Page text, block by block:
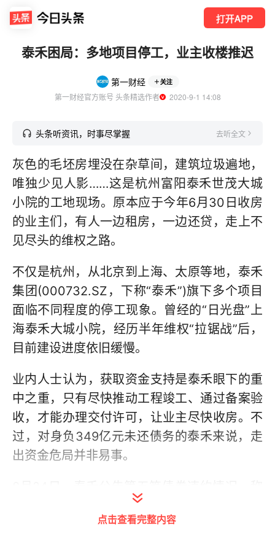
打开APP
泰禾困局：多地项目停工，业主收楼推迟
第一财经 关注
第一财经官方账号 头条精选作者
  2020-9-1 14:08
头条听资讯，时事尽掌握 去听全文
灰色的毛坯房埋没在杂草间，建筑垃圾遍地，
唯独少见人影……这是杭州富阳泰禾世茂大城
小院的工地现场。原本应于今年6月30日收房
的业主们，有人一边租房，一边还贷，走上不
见尽头的维权之路。
不仅是杭州，从北京到上海、太原等地，泰禾
集团(000732.SZ，下称“泰禾”)旗下多个项目
面临不同程度的停工现象。曾经的“日光盘”上
海泰禾大城小院，经历半年维权“拉锯战”后，
目前建设进度依旧缓慢。
业内人士认为，获取资金支持是泰禾眼下的重
中之重，只有尽快推动工程竣工、通过备案验
收，才能办理交付许可，让业主尽快收房。不
过，对身负349亿元未还债务的泰禾来说，走
出资金危局并非易事。
公司出现流动性困难，未能完成“18泰禾02”本
息兑付。值得注意的是，这笔债券本应于9月
点击查看完整内容